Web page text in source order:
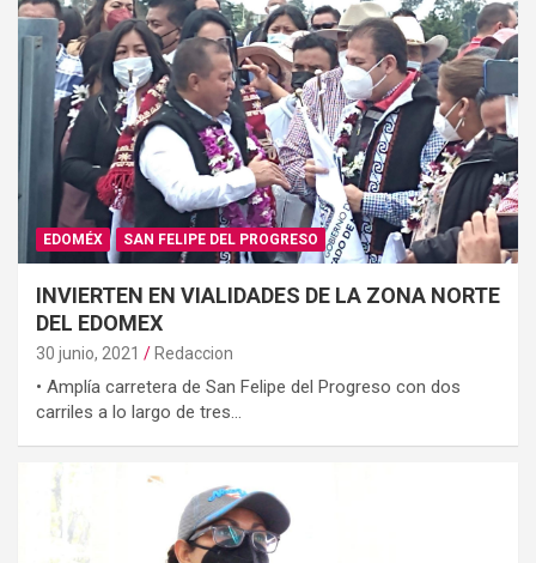
EDOMÉX SAN FELIPE DEL PROGRESO
INVIERTEN EN VIALIDADES DE LA ZONA NORTE
DEL EDOMEX
30 junio, 2021 Redaccion
• Amplía carretera de San Felipe del Progreso con dos
carriles a lo largo de tres…